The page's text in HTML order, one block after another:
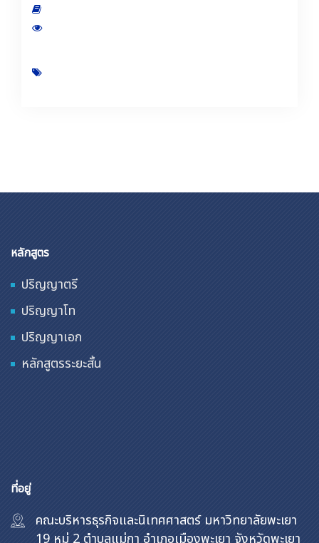
หลักสูตร
ปริญญาตรี
ปริญญาโท
ปริญญาเอก
หลักสูตรระยะสั้น
ที่อยู่
คณะบริหารธุรกิจและนิเทศศาสตร์ มหาวิทยาลัยพะเยา
19 หมู่ 2 ตำบลแม่กา อำเภอเมืองพะเยา จังหวัดพะเยา